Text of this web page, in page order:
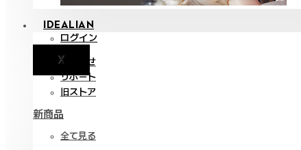
IDEALIAN
ログイン
Xお知らせ
サポート
旧ストア
新商品
全て見る